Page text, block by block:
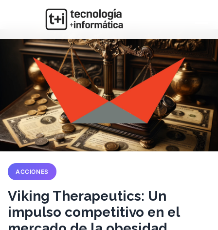
ACCIONES
Viking Therapeutics: Un
impulso competitivo en el